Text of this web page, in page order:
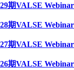
期VALSE
期VALSE
期VALSE
期VALSE